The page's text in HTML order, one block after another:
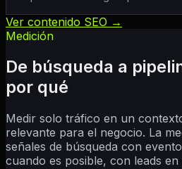
Ver contenido SEO →
Medición
De búsqueda a
por qué
Medir solo tráfico en un
relevante para el negocio. La
señales de búsqueda con
cuando es posible, con leads en